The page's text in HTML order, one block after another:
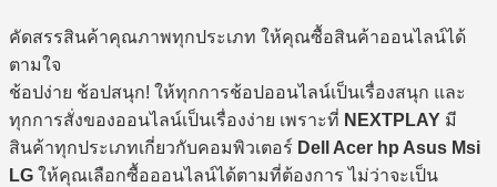
คัดสรรสินค้าคุณภาพทุกประเภท ให้คุณซื้อสินค้าออนไลน์ได้
ตามใจ
ช้อปง่าย ช้อปสนุก! ให้ทุกการช้อปออนไลน์เป็นเรื่องสนุก และ
ทุกการสั่งของออนไลน์เป็นเรื่องง่าย เพราะที่ NEXTPLAY มี
สินค้าทุกประเภทเกี่ยวกับคอมพิวเตอร์ Dell Acer hp Asus Msi
LG ให้คุณเลือกซื้อออนไลน์ได้ตามที่ต้องการ ไม่ว่าจะเป็น